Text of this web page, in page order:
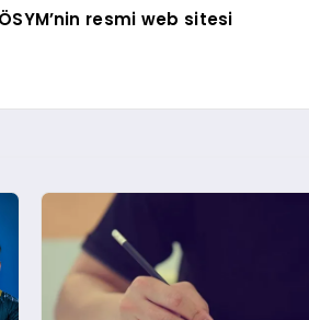
ÖSYM’nin resmi web sitesi